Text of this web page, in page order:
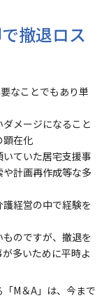
撤退ロス
なことでもあり単
メージになること
顕在化
ていた居宅支援事
計画再作成等な多
経営の中で経験を
のですが、撤退を
多いために平時よ
M＆A」は、今まで